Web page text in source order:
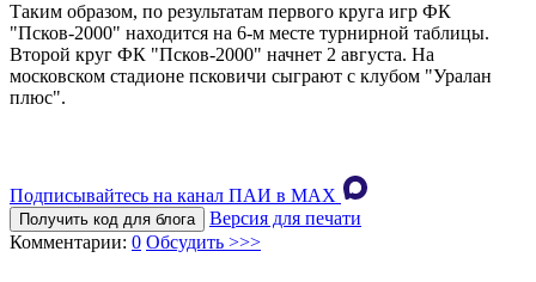
Таким образом, по результатам первого круга игр ФК
"Псков-2000" находится на 6-м месте турнирной таблицы.
Второй круг ФК "Псков-2000" начнет 2 августа. На
московском стадионе псковичи сыграют с клубом "Уралан
плюс".
Подписывайтесь на канал ПАИ в MAХ
Получить код для блога
Версия для печати
Комментарии: 0 Обсудить >>>